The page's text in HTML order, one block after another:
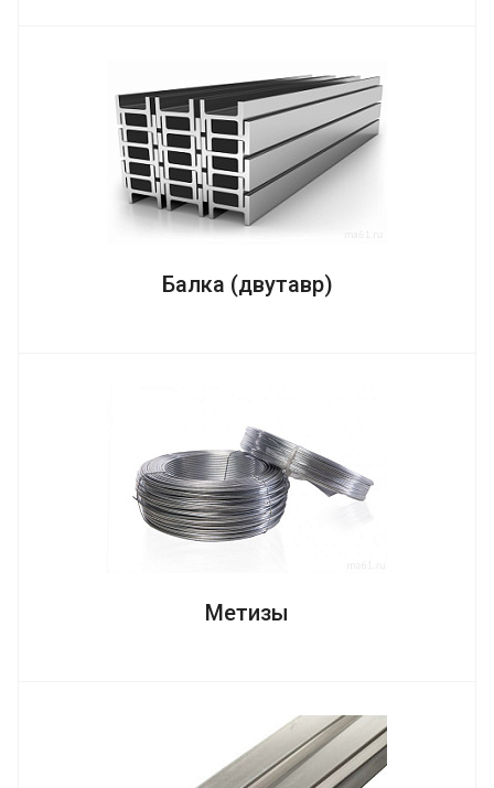
Балка (двутавр)
Метизы